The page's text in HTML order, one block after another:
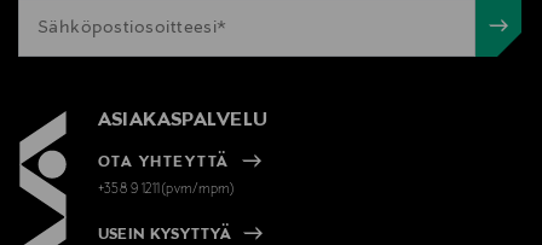
ASIAKASPALVELU
OTA YHTEYTTÄ
+358 9 1211(pvm/mpm)
USEIN KYSYTTYÄ